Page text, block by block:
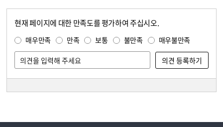
현재 페이지에 대한 만족도를 평가하여 주십시오.
매우만족 만족 보통 불만족 매우불만족